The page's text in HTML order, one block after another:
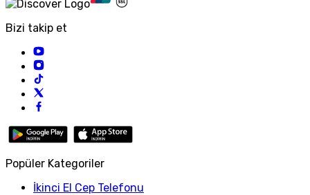
Bizi takip et
Popüler Kategoriler
İkinci El Cep Telefonu